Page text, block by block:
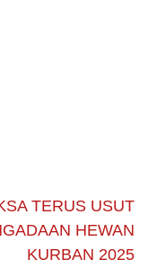
TERUS USUT
HEWAN
KURBAN 2025